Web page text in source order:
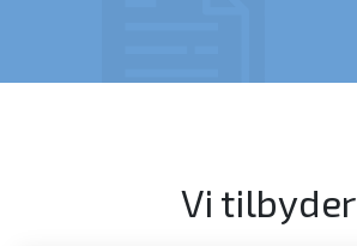
Vi tilbyder